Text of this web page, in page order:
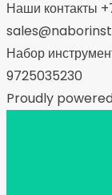
Наши контакты
Набор
9725035230
Proudly